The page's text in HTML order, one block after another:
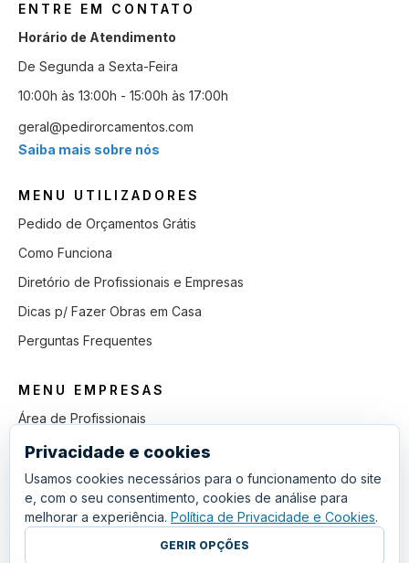
ENTRE EM CONTATO
Horário de Atendimento
De Segunda a Sexta-Feira
10:00h às 13:00h - 15:00h às 17:00h
geral@pedirorcamentos.com
Saiba mais sobre nós
MENU UTILIZADORES
Pedido de Orçamentos Grátis
Como Funciona
Diretório de Profissionais e Empresas
Dicas p/ Fazer Obras em Casa
Perguntas Frequentes
MENU EMPRESAS
Área de Profissionais
Como Funciona
Lista de Pedidos em Aberto
Como Ganhar mais Obras
Perguntas Frequentes
Privacidade e cookies
Usamos cookies necessários para o funcionamento do site
e, com o seu consentimento, cookies de análise para
melhorar a experiência. Política de Privacidade e Cookies.
GERIR OPÇÕES